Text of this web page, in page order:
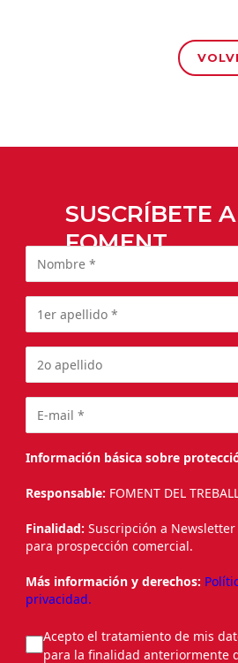
SUSCRÍBETE A
FOMENT
Información básica sobre
Responsable: FOMENT DEL
Finalidad: Suscripción a Newsletter
para prospección comercial.
Más información y derechos:
privacidad.
Acepto el tratamiento de mis
para la finalidad anteriormente